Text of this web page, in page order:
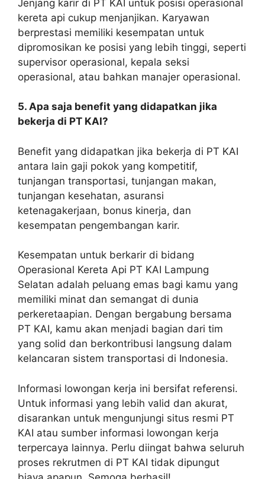
Jenjang karir di PT KAI untuk posisi operasional
kereta api cukup menjanjikan. Karyawan
berprestasi memiliki kesempatan untuk
dipromosikan ke posisi yang lebih tinggi, seperti
supervisor operasional, kepala seksi
operasional, atau bahkan manajer operasional.
5. Apa saja benefit yang didapatkan jika
bekerja di PT KAI?
Benefit yang didapatkan jika bekerja di PT KAI
antara lain gaji pokok yang kompetitif,
tunjangan transportasi, tunjangan makan,
tunjangan kesehatan, asuransi
ketenagakerjaan, bonus kinerja, dan
kesempatan pengembangan karir.
Kesempatan untuk berkarir di bidang
Operasional Kereta Api PT KAI Lampung
Selatan adalah peluang emas bagi kamu yang
memiliki minat dan semangat di dunia
perkeretaapian. Dengan bergabung bersama
PT KAI, kamu akan menjadi bagian dari tim
yang solid dan berkontribusi langsung dalam
kelancaran sistem transportasi di Indonesia.
Informasi lowongan kerja ini bersifat referensi.
Untuk informasi yang lebih valid dan akurat,
disarankan untuk mengunjungi situs resmi PT
KAI atau sumber informasi lowongan kerja
terpercaya lainnya. Perlu diingat bahwa seluruh
proses rekrutmen di PT KAI tidak dipungut